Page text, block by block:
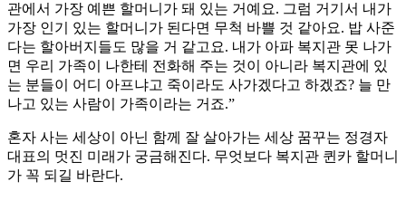
관에서 가장 예쁜 할머니가 돼 있는 거예요. 그럼 거기서 내가
가장 인기 있는 할머니가 된다면 무척 바쁠 것 같아요. 밥 사준
다는 할아버지들도 많을 거 같고요. 내가 아파 복지관 못 나가
면 우리 가족이 나한테 전화해 주는 것이 아니라 복지관에 있
는 분들이 어디 아프냐고 죽이라도 사가겠다고 하겠죠? 늘 만
나고 있는 사람이 가족이라는 거죠.”
혼자 사는 세상이 아닌 함께 잘 살아가는 세상 꿈꾸는 정경자
대표의 멋진 미래가 궁금해진다. 무엇보다 복지관 퀸카 할머니
가 꼭 되길 바란다.